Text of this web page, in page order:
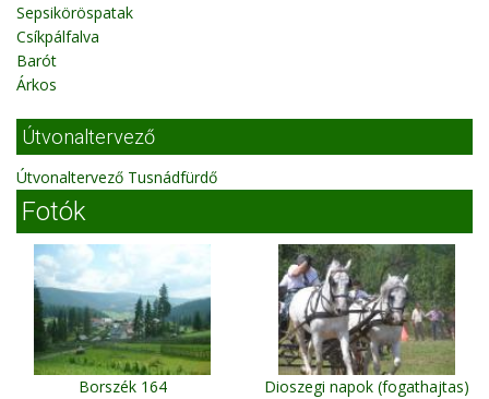
Sepsiköröspatak
Csíkpálfalva
Barót
Árkos
Útvonaltervező
Útvonaltervező Tusnádfürdő
Fotók
Borszék 164
Dioszegi napok (fogathajtas)